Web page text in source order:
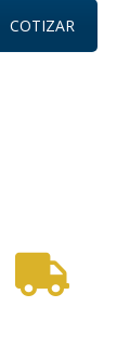
COTIZAR